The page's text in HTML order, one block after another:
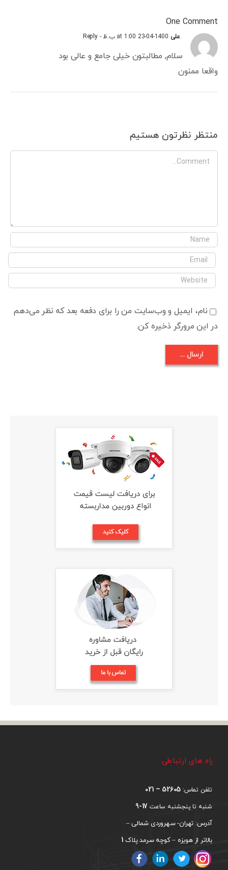
One Comment
علی - Reply
سلام, مطالبتون خیلی جامع و عالی بود
واقعا ممنون
منتظر نظرتون هستیم
Comment
نام، ایمیل و وب‌سایت من را برای دفعه بعد که نظر می‌دهم
در این مرورگر ذخیره کن.
راه های ارتباطی
تلفن تماس: 52605 – 021
شنبه تا پنجشنبه ساعت 17-9
آدرس: تهران- سهروردی شمالی –
بالاتر از هویزه – کوچه سرمد پلاک 1